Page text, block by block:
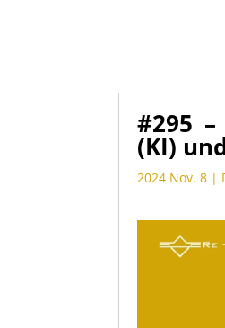
#295
(KI)
2024 Nov. 8 |